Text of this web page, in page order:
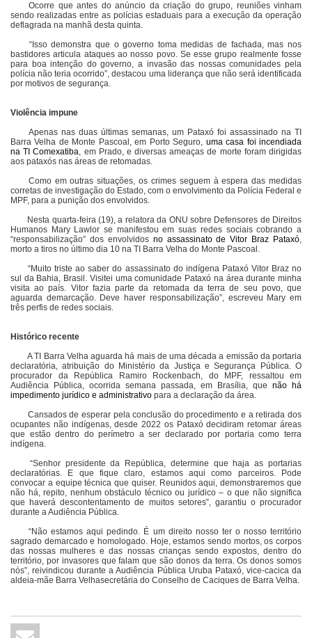
Ocorre que antes do anúncio da criação do grupo, reuniões vinham
sendo realizadas entre as polícias estaduais para a execução da operação
deflagrada na manhã desta quinta.
“Isso demonstra que o governo toma medidas de fachada, mas nos
bastidores articula ataques ao nosso povo. Se esse grupo realmente fosse
para boa intenção do governo, a invasão das nossas comunidades pela
polícia não teria ocorrido”, destacou uma liderança que não será identificada
por motivos de segurança.
Violência impune
Apenas nas duas últimas semanas, um Pataxó foi assassinado na TI
Barra Velha de Monte Pascoal, em Porto Seguro, uma casa foi incendiada
na TI Comexatiba, em Prado, e diversas ameaças de morte foram dirigidas
aos pataxós nas áreas de retomadas.
Como em outras situações, os crimes seguem à espera das medidas
corretas de investigação do Estado, com o envolvimento da Polícia Federal e
MPF, para a punição dos envolvidos.
Nesta quarta-feira (19), a relatora da ONU sobre Defensores de Direitos
Humanos Mary Lawlor se manifestou em suas redes sociais cobrando a
“responsabilização” dos envolvidosno assassinato de Vitor Braz Pataxó,
morto a tiros no último dia 10 na TI Barra Velha do Monte Pascoal.
“Muito triste ao saber do assassinato do indígena Pataxó Vitor Braz no
sul da Bahia, Brasil. Visitei uma comunidade Pataxó na área durante minha
visita ao país. Vitor fazia parte da retomada da terra de seu povo, que
aguarda demarcação. Deve haver responsabilização”, escreveu Mary em
três perfis de redes sociais.
Histórico recente
A TI Barra Velha aguarda há mais de uma década a emissão da portaria
declaratória, atribuição do Ministério da Justiça e Segurança Pública. O
procurador da República Ramiro Rockenbach, do MPF, ressaltou em
Audiência Pública, ocorrida semana passada, em Brasília, que não há
impedimento jurídico e administrativo para a declaração da área.
Cansados de esperar pela conclusão do procedimento e a retirada dos
ocupantes não indígenas, desde 2022 os Pataxó decidiram retomar áreas
que estão dentro do perímetro a ser declarado por portaria como terra
indígena.
“Senhor presidente da República, determine que haja as portarias
declaratórias. E que fique claro, estamos aqui como parceiros. Pode
convocar a equipe técnica que quiser. Reunidos aqui, demonstraremos que
não há, repito, nenhum obstáculo técnico ou jurídico – o que não significa
que haverá descontentamento de muitos setores”, garantiu o procurador
durante a Audiência Pública.
“Não estamos aqui pedindo. É um direito nosso ter o nosso território
sagrado demarcado e homologado. Hoje, estamos sendo mortos, os corpos
das nossas mulheres e das nossas crianças sendo expostos, dentro do
território, por invasores que falam que são donos da terra. Os donos somos
nós”, reivindicou durante a Audiência Pública Uruba Pataxó, vice-cacica da
aldeia-mãe Barra Velhasecretária do Conselho de Caciques de Barra Velha.